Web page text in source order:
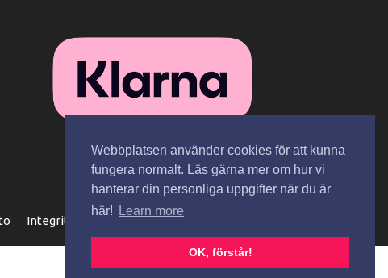
Webbplatsen använder cookies för att kunna
fungera normalt. Läs gärna mer om hur vi
hanterar din personliga uppgifter när du är
här!
Learn more
OK, förstår!
Integritetspolicy Spåra paket